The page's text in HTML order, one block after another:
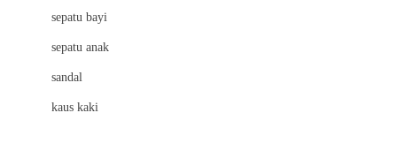
Bio Oil
Biolane
Bizzi Growin
sepatu bayi
sepatu anak
sandal
kaus kaki